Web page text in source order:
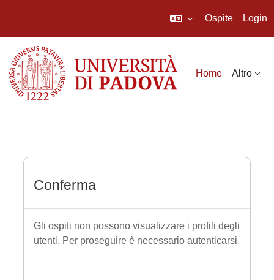
Ospite Login
Home Altro
Conferma
Gli ospiti non possono visualizzare i profili degli
utenti. Per proseguire è necessario autenticarsi.